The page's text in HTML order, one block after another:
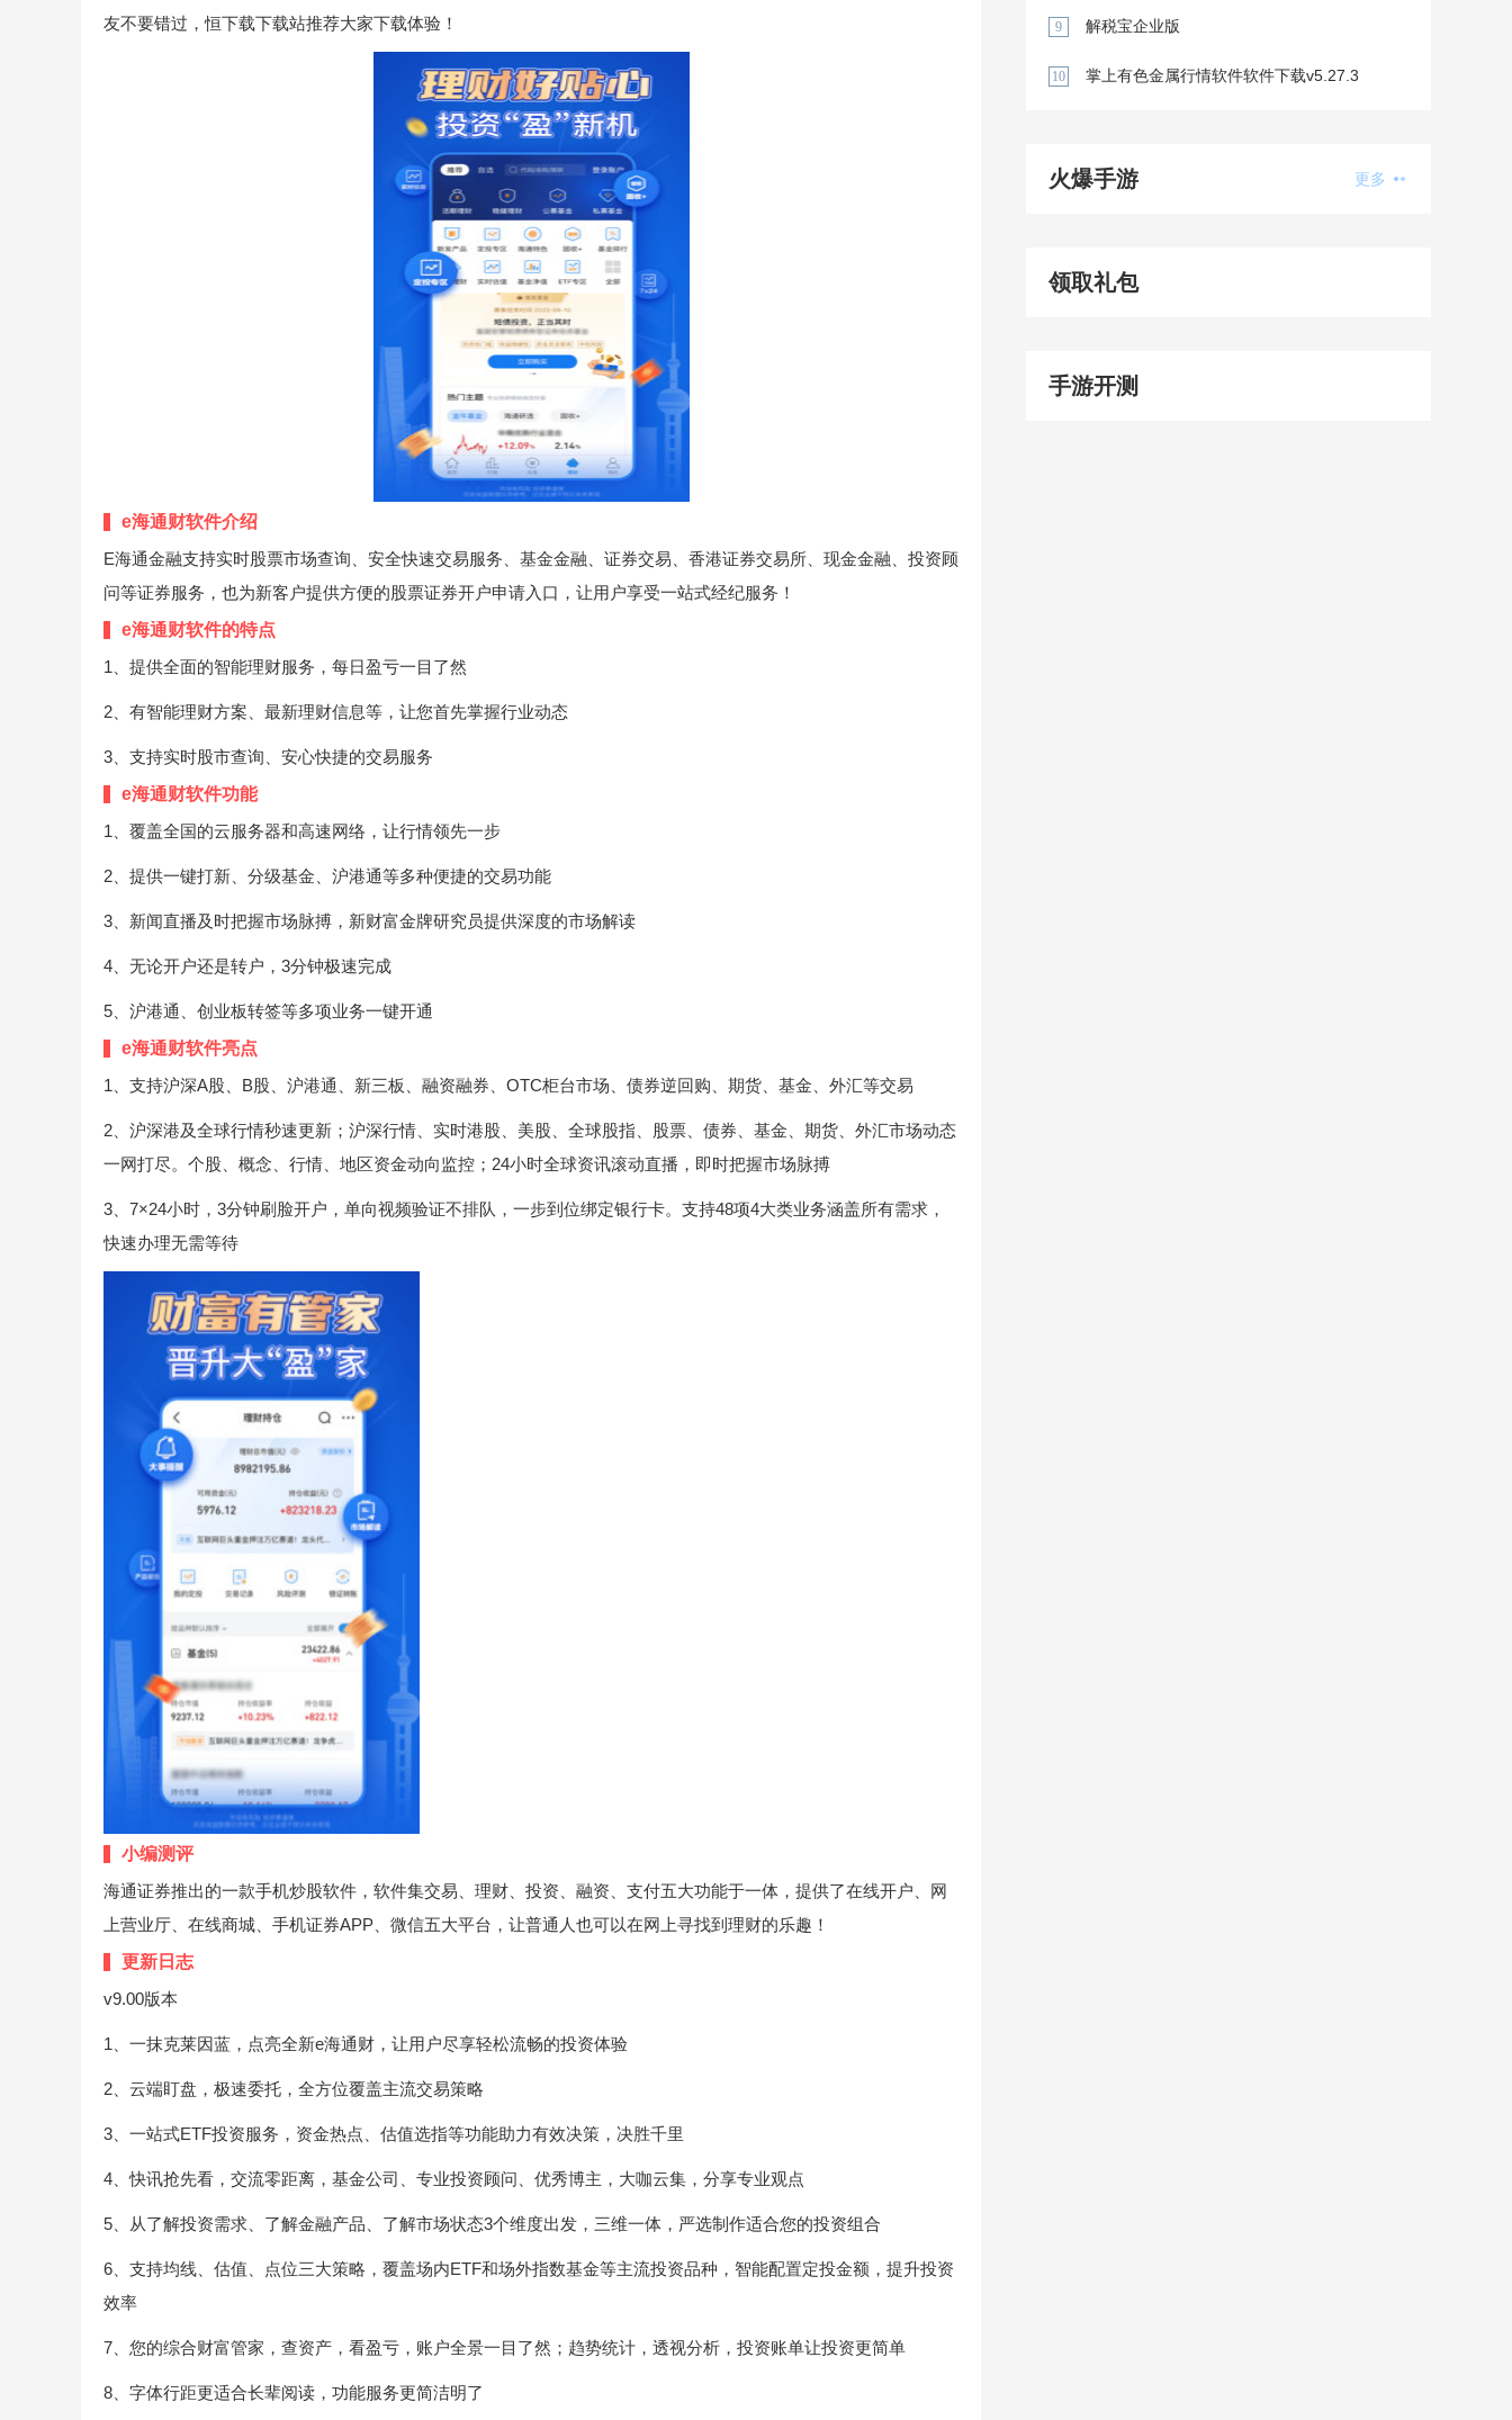
友不要错过，恒下载下载站推荐大家下载体验！
e海通财软件介绍
E海通金融支持实时股票市场查询、安全快速交易服务、基金金融、证券交易、香港证券交易所、现金金融、投资顾
问等证券服务，也为新客户提供方便的股票证券开户申请入口，让用户享受一站式经纪服务！
e海通财软件的特点
1、提供全面的智能理财服务，每日盈亏一目了然
2、有智能理财方案、最新理财信息等，让您首先掌握行业动态
3、支持实时股市查询、安心快捷的交易服务
e海通财软件功能
1、覆盖全国的云服务器和高速网络，让行情领先一步
2、提供一键打新、分级基金、沪港通等多种便捷的交易功能
3、新闻直播及时把握市场脉搏，新财富金牌研究员提供深度的市场解读
4、无论开户还是转户，3分钟极速完成
5、沪港通、创业板转签等多项业务一键开通
e海通财软件亮点
1、支持沪深A股、B股、沪港通、新三板、融资融券、OTC柜台市场、债券逆回购、期货、基金、外汇等交易
2、沪深港及全球行情秒速更新；沪深行情、实时港股、美股、全球股指、股票、债券、基金、期货、外汇市场动态
一网打尽。个股、概念、行情、地区资金动向监控；24小时全球资讯滚动直播，即时把握市场脉搏
3、7×24小时，3分钟刷脸开户，单向视频验证不排队，一步到位绑定银行卡。支持48项4大类业务涵盖所有需求，
快速办理无需等待
小编测评
海通证券推出的一款手机炒股软件，软件集交易、理财、投资、融资、支付五大功能于一体，提供了在线开户、网
上营业厅、在线商城、手机证券APP、微信五大平台，让普通人也可以在网上寻找到理财的乐趣！
更新日志
v9.00版本
1、一抹克莱因蓝，点亮全新e海通财，让用户尽享轻松流畅的投资体验
2、云端盯盘，极速委托，全方位覆盖主流交易策略
3、一站式ETF投资服务，资金热点、估值选指等功能助力有效决策，决胜千里
4、快讯抢先看，交流零距离，基金公司、专业投资顾问、优秀博主，大咖云集，分享专业观点
5、从了解投资需求、了解金融产品、了解市场状态3个维度出发，三维一体，严选制作适合您的投资组合
6、支持均线、估值、点位三大策略，覆盖场内ETF和场外指数基金等主流投资品种，智能配置定投金额，提升投资
效率
7、您的综合财富管家，查资产，看盈亏，账户全景一目了然；趋势统计，透视分析，投资账单让投资更简单
8、字体行距更适合长辈阅读，功能服务更简洁明了
9 解税宝企业版
10 掌上有色金属行情软件软件下载v5.27.3
火爆手游 更多
领取礼包
手游开测